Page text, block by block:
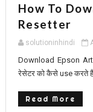
How To
Resetter
solutioninhindi
Download Epson
रेसेटर को कैसे use करते है
Read More